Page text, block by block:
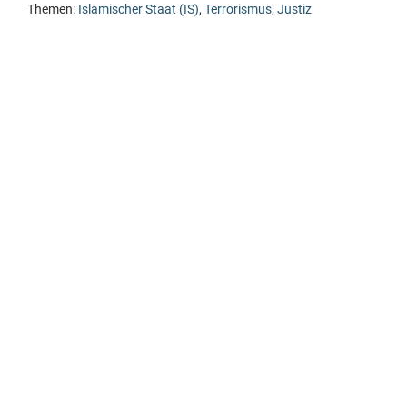
Themen: Islamischer Staat (IS), Terrorismus, Justiz